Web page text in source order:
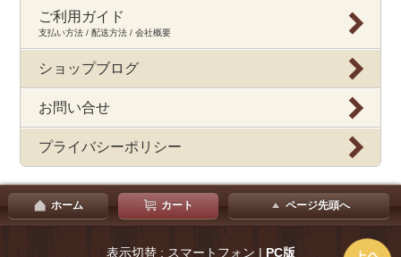
ご利用ガイド
支払い方法 / 配送方法 / 会社概要
ショップブログ
お問い合せ
プライバシーポリシー
ホーム カート ページ先頭へ
表示切替 : スマートフォン | PC版